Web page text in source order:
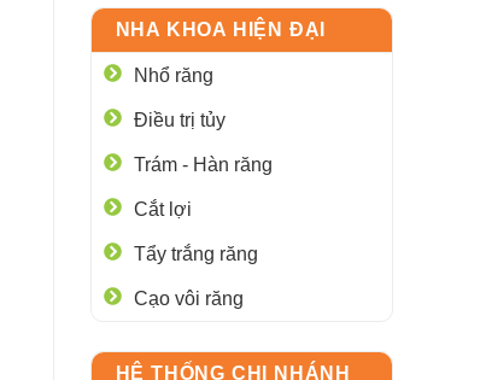
NHA KHOA HIỆN ĐẠI
Nhổ răng
Điều trị tủy
Trám - Hàn răng
Cắt lợi
Tẩy trắng răng
Cạo vôi răng
HỆ THỐNG CHI NHÁNH